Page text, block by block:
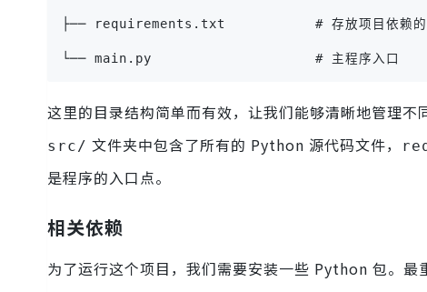
├── requirements.txt           # 存放项目依赖的
└── main.py                    # 主程序入口
这里的目录结构简单而有效，让我们能够清晰地管理不
src/ 文件夹中包含了所有的 Python 源代码文件，
是程序的入口点。
相关依赖
为了运行这个项目，我们需要安装一些 Python 包。最